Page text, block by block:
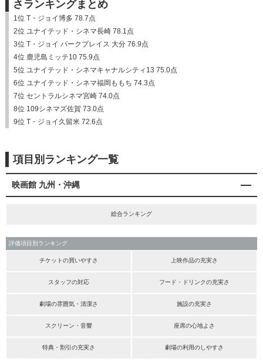
さランキングまとめ
1位 T・ジョイ博多 78.7点
2位 ユナイテッド・シネマ長崎 78.1点
3位 T・ジョイ パークプレイス 大分 76.9点
4位 鹿児島ミッテ10 75.9点
5位 ユナイテッド・シネマキャナルシティ13 75.0点
6位 ユナイテッド・シネマ福岡ももち 74.3点
7位 セントラルシネマ宮崎 74.0点
8位 109シネマズ佐賀 73.0点
9位 T・ジョイ久留米 72.6点
項目別ランキング一覧
映画館 九州・沖縄
総合ランキング
評価項目別ランキング
チケットの買いやすさ 上映作品の充実さ
スタッフの対応 フード・ドリンクの充実さ
劇場の雰囲気・清潔さ 施設の充実さ
スクリーン・音響 座席の心地よさ
特典・割引の充実さ 劇場の利用のしやすさ